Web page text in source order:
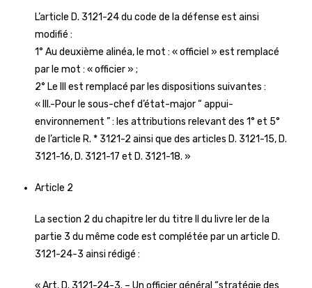
L’article D. 3121-24 du code de la défense est ainsi
modifié :
1° Au deuxième alinéa, le mot : « officiel » est remplacé
par le mot : « officier » ;
2° Le III est remplacé par les dispositions suivantes :
« III.-Pour le sous-chef d’état-major “ appui-
environnement ” : les attributions relevant des 1° et 5°
de l’article R. * 3121-2 ainsi que des articles D. 3121-15, D.
3121-16, D. 3121-17 et D. 3121-18. »
Article 2
La section 2 du chapitre Ier du titre II du livre Ier de la
partie 3 du même code est complétée par un article D.
3121-24-3 ainsi rédigé :
« Art. D. 3121-24-3. – Un officier général “stratégie des